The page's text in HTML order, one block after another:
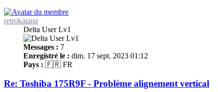
retrokatana
Delta User Lv1
Messages : 7
Enregistré le : dim. 17 sept. 2023 01:12
Pays : 🇫🇷 FR
Re: Toshiba 175R9F - Problème alignement vertical